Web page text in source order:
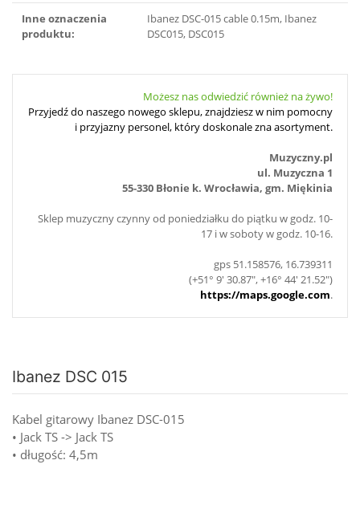
Inne oznaczenia
produktu:
Ibanez DSC-015 cable 0.15m, Ibanez
DSC015, DSC015
Możesz nas odwiedzić również na żywo!
Przyjedź do naszego nowego sklepu, znajdziesz w nim pomocny
i przyjazny personel, który doskonale zna asortyment.
Muzyczny.pl
ul. Muzyczna 1
55-330 Błonie k. Wrocławia, gm. Miękinia
Sklep muzyczny czynny od poniedziałku do piątku w godz. 10-
17 i w soboty w godz. 10-16.
gps 51.158576, 16.739311
(+51° 9' 30.87", +16° 44' 21.52")
https://maps.google.com.
Ibanez DSC 015
Kabel gitarowy Ibanez DSC-015
• Jack TS -> Jack TS
• długość: 4,5m